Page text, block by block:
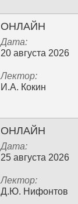
ОНЛАЙН
Дата:
20 августа 2026
Лектор:
И.А. Кокин
ОНЛАЙН
Дата:
25 августа 2026
Лектор:
Д.Ю. Нифонтов